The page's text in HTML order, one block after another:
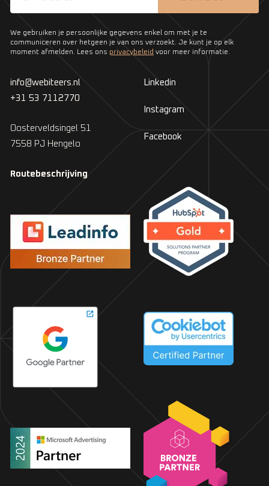
We gebruiken je persoonlijke gegevens enkel om met je te
communiceren over hetgeen je van ons verzoekt. Je kunt je op elk
moment afmelden. Lees ons privacybeleid voor meer informatie.
info@webiteers.nl
+31 53 7112770
Oosterveldsingel 51
7558 PJ Hengelo
Routebeschrijving
Linkedin
Instagram
Facebook